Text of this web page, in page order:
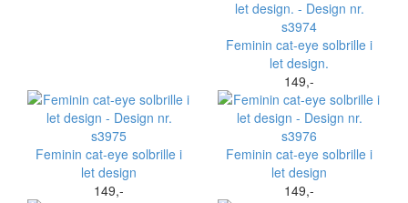
Feminin cat-eye solbrille i
let design.
149,-
Feminin cat-eye solbrille i
let design
149,-
Feminin cat-eye solbrille i
let design
149,-